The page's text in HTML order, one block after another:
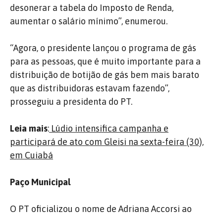
desonerar a tabela do Imposto de Renda,
aumentar o salário mínimo”, enumerou.
“Agora, o presidente lançou o programa de gás
para as pessoas, que é muito importante para a
distribuição de botijão de gás bem mais barato
que as distribuidoras estavam fazendo”,
prosseguiu a presidenta do PT.
Leia mais: Lúdio intensifica campanha e
participará de ato com Gleisi na sexta-feira (30),
em Cuiabá
Paço Municipal
O PT oficializou o nome de Adriana Accorsi ao